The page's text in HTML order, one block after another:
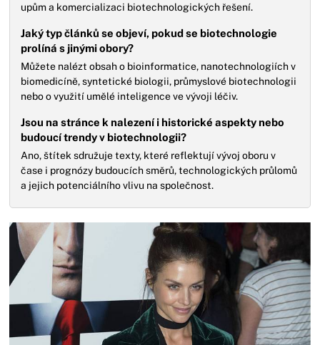
upům a komercializaci biotechnologických řešení.
Jaký typ článků se objeví, pokud se biotechnologie
prolíná s jinými obory?
Můžete nalézt obsah o bioinformatice, nanotechnologiích v
biomedicíně, syntetické biologii, průmyslové biotechnologii
nebo o využití umělé inteligence ve vývoji léčiv.
Jsou na stránce k nalezení i historické aspekty nebo
budoucí trendy v biotechnologii?
Ano, štítek sdružuje texty, které reflektují vývoj oboru v
čase i prognózy budoucích směrů, technologických průlomů
a jejich potenciálního vlivu na společnost.